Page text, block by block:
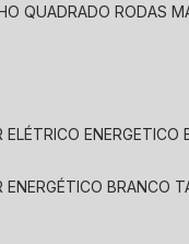
QUADRADO RODAS
ELÉTRICO ENERGETICO
ENERGÉTICO BRANCO